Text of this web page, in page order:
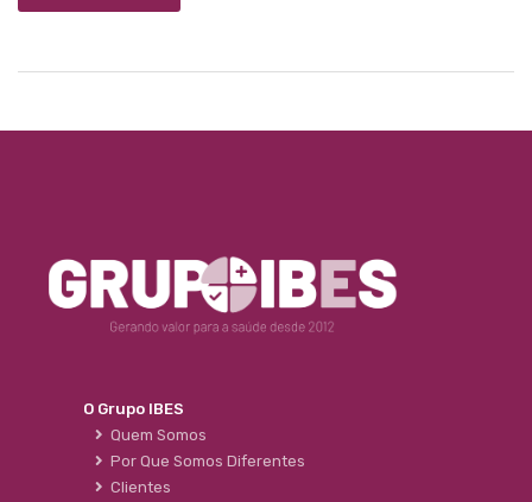
O Grupo IBES
Quem Somos
Por Que Somos Diferentes
Clientes